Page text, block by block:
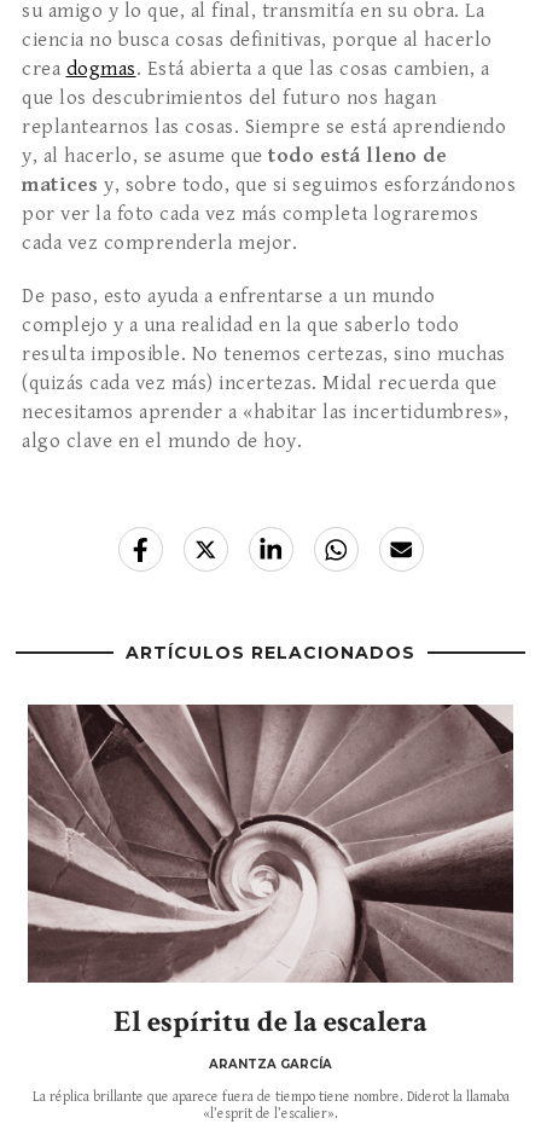
su amigo y lo que, al final, transmitía en su obra. La
ciencia no busca cosas definitivas, porque al hacerlo
crea dogmas. Está abierta a que las cosas cambien, a
que los descubrimientos del futuro nos hagan
replantearnos las cosas. Siempre se está aprendiendo
y, al hacerlo, se asume que todo está lleno de
matices y, sobre todo, que si seguimos esforzándonos
por ver la foto cada vez más completa lograremos
cada vez comprenderla mejor.
De paso, esto ayuda a enfrentarse a un mundo
complejo y a una realidad en la que saberlo todo
resulta imposible. No tenemos certezas, sino muchas
(quizás cada vez más) incertezas. Midal recuerda que
necesitamos aprender a «habitar las incertidumbres»,
algo clave en el mundo de hoy.
ARTÍCULOS RELACIONADOS
El espíritu de la escalera
ARANTZA GARCÍA
La réplica brillante que aparece fuera de tiempo tiene nombre. Diderot la llamaba
«l’esprit de l’escalier».